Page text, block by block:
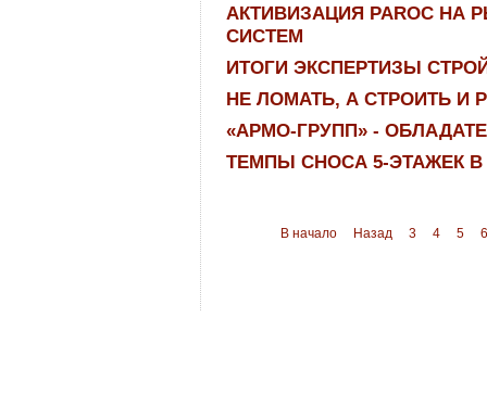
АКТИВИЗАЦИЯ PAROC
СИСТЕМ
ИТОГИ ЭКСПЕРТИЗЫ
НЕ ЛОМАТЬ, А СТРОИТЬ И
«АРМО-ГРУПП» -
ТЕМПЫ СНОСА 5-ЭТАЖЕК
В начало Назад 3 4 5 6